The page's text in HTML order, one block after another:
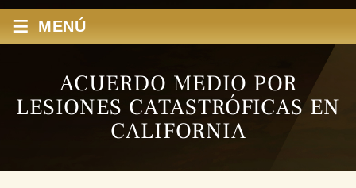
≡ MENÚ
ACUERDO MEDIO POR
LESIONES CATASTRÓFICAS EN
CALIFORNIA